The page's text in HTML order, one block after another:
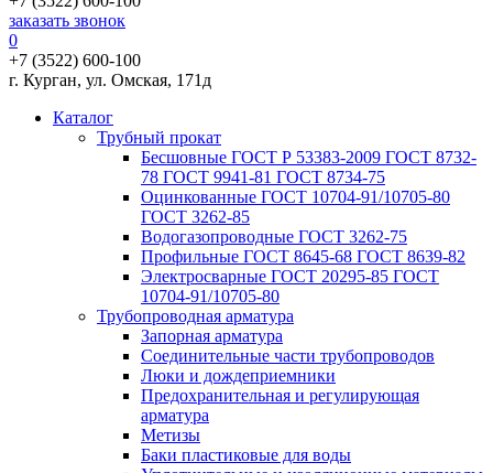
заказать звонок
0
+7 (3522) 600-100
г. Курган, ул. Омская, 171д
Каталог
Трубный прокат
Беcшовные ГОСТ Р 53383-2009 ГОСТ 8732-
78 ГОСТ 9941-81 ГОСТ 8734-75
Оцинкованные ГОСТ 10704-91/10705-80
ГОСТ 3262-85
Водогазопроводные ГОСТ 3262-75
Профильные ГОСТ 8645-68 ГОСТ 8639-82
Электросварные ГОСТ 20295-85 ГОСТ
10704-91/10705-80
Трубопроводная арматура
Запорная арматура
Соединительные части трубопроводов
Люки и дождеприемники
Предохранительная и регулирующая
арматура
Метизы
Баки пластиковые для воды